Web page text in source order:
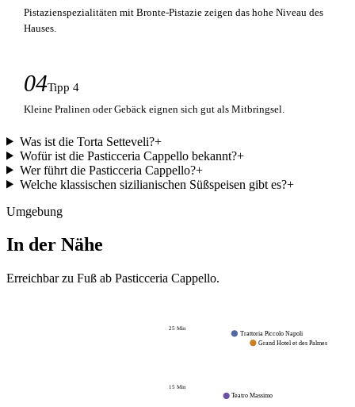
Pistazienspezialitäten mit Bronte-Pistazie zeigen das hohe Niveau des
Hauses.
04Tipp 4
Kleine Pralinen oder Gebäck eignen sich gut als Mitbringsel.
Was ist die Torta Setteveli?+
Wofür ist die Pasticceria Cappello bekannt?+
Wer führt die Pasticceria Cappello?+
Welche klassischen sizilianischen Süßspeisen gibt es?+
Umgebung
In der Nähe
Erreichbar zu Fuß ab Pasticceria Cappello.
15Min
25Min
Teatro Massimo
Grand Hotel et des Palmes
Trattoria Piccolo Napoli